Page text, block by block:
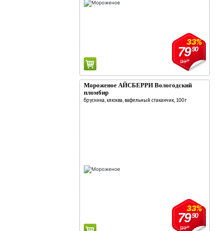
11990
33%
7990
Мороженое АЙСБЕРРИ Вологодский
пломбир
брусника, клюква, вафельный стаканчик, 100г
11990
33%
7990